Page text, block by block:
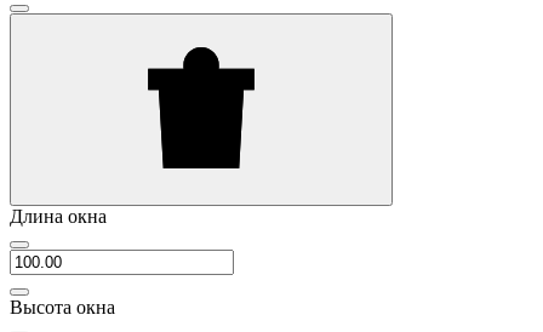
Длина окна
Высота окна